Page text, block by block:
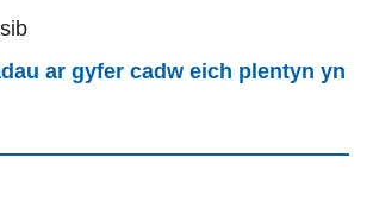
ar gyfer cadw eich plentyn yn